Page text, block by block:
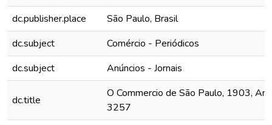
dc.publisher.place
São Paulo, Brasil
dc.subject
Comércio - Periódicos
dc.subject
Anúncios - Jornais
dc.title
O Commercio de São Paulo, 1903,
3257